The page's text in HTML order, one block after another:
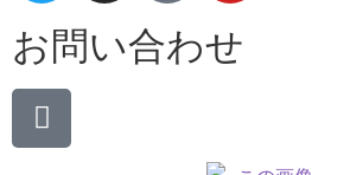
お問い合わせ